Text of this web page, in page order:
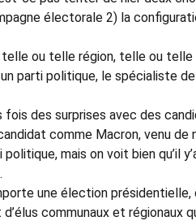
électorale 2) la
ou telle région, telle ou telle
parti politique, le spécialiste
fois des surprises avec des
comme Macron, venu
politique, mais on voit bien qu’il
une élection
communaux et régionaux